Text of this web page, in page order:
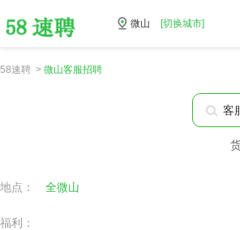
微山 [切换城市]
58速聘 > 微山客服招聘
地点： 全微山
福利：